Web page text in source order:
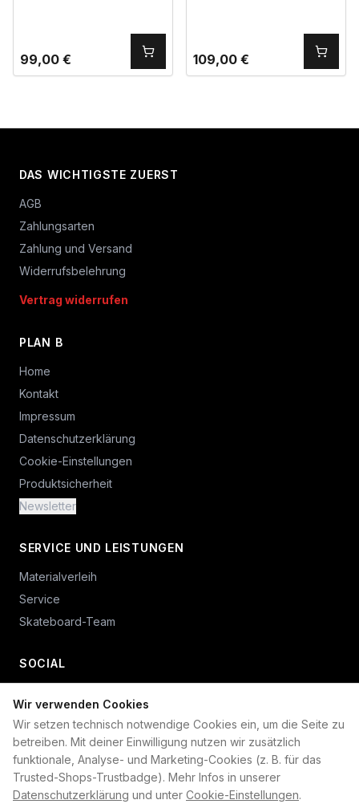
Wir verwenden Cookies
Wir setzen technisch notwendige Cookies ein, um die Seite zu
betreiben. Mit deiner Einwilligung nutzen wir zusätzlich
funktionale, Analyse- und Marketing-Cookies (z. B. für das
Trusted-Shops-Trustbadge). Mehr Infos in unserer
Datenschutzerklärung und unter Cookie-Einstellungen.
99,00 € 109,00 €
DAS WICHTIGSTE ZUERST
AGB
Zahlungsarten
Zahlung und Versand
Widerrufsbelehrung
Vertrag widerrufen
PLAN B
Home
Kontakt
Impressum
Datenschutzerklärung
Cookie-Einstellungen
Produktsicherheit
Newsletter
SERVICE UND LEISTUNGEN
Materialverleih
Service
Skateboard-Team
SOCIAL
+49 234 687 00 38
shop@plan-b-funsport.de
Sichere Zahlung mit: